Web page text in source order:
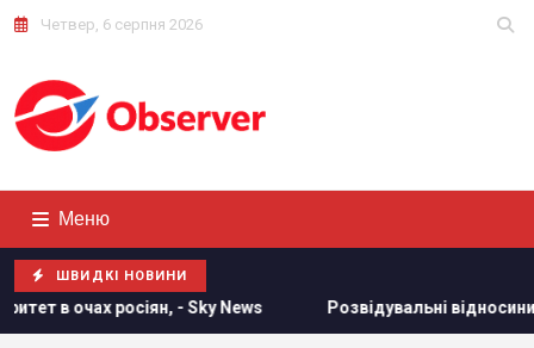
Четвер, 6 серпня 2026
Меню
ШВИДКІ НОВИНИ
- Sky News Розвідувальні відносини між США та